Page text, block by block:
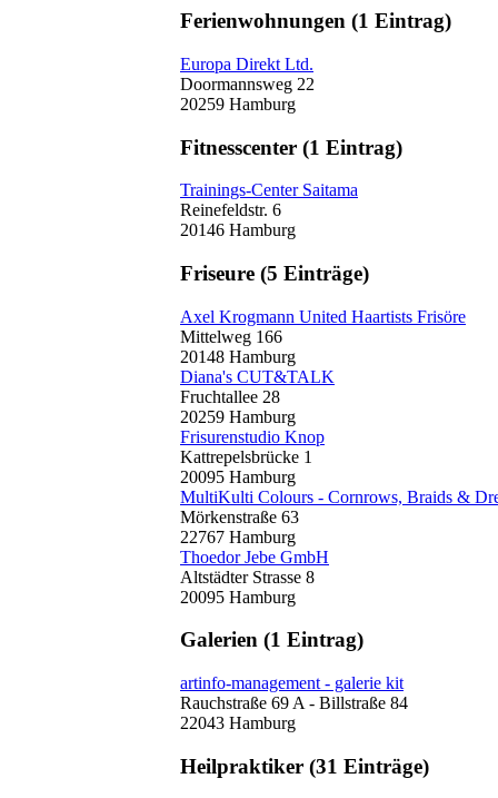
Ferienwohnungen (1 Eintrag)
Europa Direkt Ltd.
Doormannsweg 22
20259 Hamburg
Fitnesscenter (1 Eintrag)
Trainings-Center Saitama
Reinefeldstr. 6
20146 Hamburg
Friseure (5 Einträge)
Axel Krogmann United Haartists Frisöre
Mittelweg 166
20148 Hamburg
Diana's CUT&TALK
Fruchtallee 28
20259 Hamburg
Frisurenstudio Knop
Kattrepelsbrücke 1
20095 Hamburg
MultiKulti Colours - Cornrows, Braids &
Mörkenstraße 63
22767 Hamburg
Thoedor Jebe GmbH
Altstädter Strasse 8
20095 Hamburg
Galerien (1 Eintrag)
artinfo-management - galerie kit
Rauchstraße 69 A - Billstraße 84
22043 Hamburg
Heilpraktiker (31 Einträge)